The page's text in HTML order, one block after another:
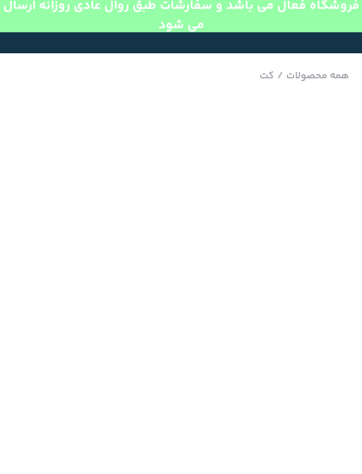
فروشگاه فعال می باشد و سفارشات طبق روال عادی روزانه ارسال
می شود
همه محصولات / کت